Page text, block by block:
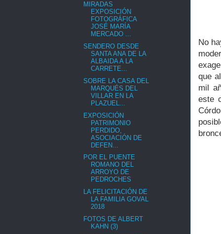
No
que
mil
este
MIRADAS
EXPOSICIÓN
FOTOGRÁFICA
JOSÉ MARÍA
MERCADO ...
SENDERO DESDE
SANTA ANA DE LA
ALBAIDA A LA
CARRETE...
SOBRE LA CASA DEL
MARQUÉS DEL
VILLAR EN LA
PLAZUEL...
EXPOSICIÓN
PATRIMONIO
PERDIDO,
ASOCIACIÓN DE
DEFEN...
POR EL PUENTE
ROMANO DEL
ARROYO DE
PEDROCHES
LA FELICITACIÓN DE
LA FAMILIA GOVAL
2018
FOTOS DE ALBERT
KAHN (3)